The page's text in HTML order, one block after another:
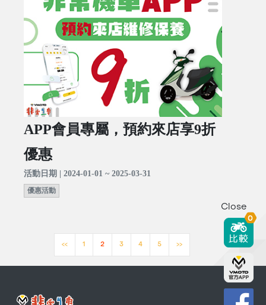
APP會員專屬，預約來店享9折
優惠
活動日期 | 2024-01-01 ~ 2025-03-31
優惠活動
<< 1 2 3 4 5 >>
Close
0